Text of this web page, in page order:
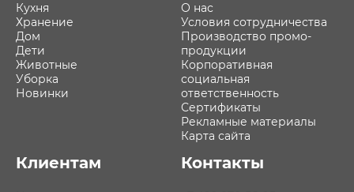
Кухня
Хранение
Дом
Дети
Животные
Уборка
Новинки
О нас
Условия сотрудничества
Производство промо-
продукции
Корпоративная
социальная
ответственность
Сертификаты
Рекламные материалы
Карта сайта
Клиентам Контакты